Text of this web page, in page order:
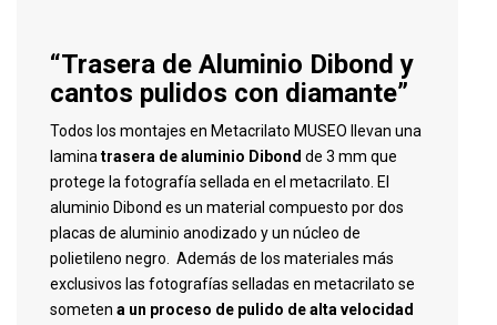
“Trasera de Aluminio Dibond y
cantos pulidos con diamante”
Todos los montajes en Metacrilato MUSEO llevan una
laminatrasera de aluminio Dibond de 3 mm que
protege la fotografía sellada en el metacrilato. El
aluminio Dibond es un material compuesto por dos
placas de aluminio anodizado y un núcleo de
polietileno negro. Además de los materiales más
exclusivos las fotografías selladas en metacrilato se
someten a un proceso de pulido de alta velocidad